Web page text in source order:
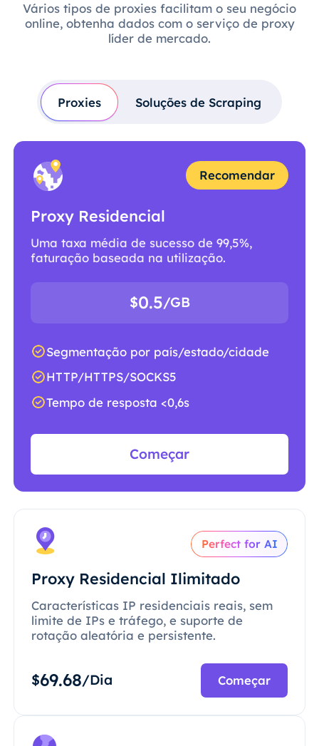
Vários tipos de proxies facilitam o seu negócio
online, obtenha dados com o serviço de proxy
líder de mercado.
Proxies Soluções de Scraping
Recomendar
Proxy Residencial
Uma taxa média de sucesso de 99,5%,
faturação baseada na utilização.
$0.5/GB
Segmentação por país/estado/cidade
HTTP/HTTPS/SOCKS5
Tempo de resposta <0,6s
Começar
Perfect for AI
Proxy Residencial Ilimitado
Características IP residenciais reais, sem
limite de IPs e tráfego, e suporte de
rotação aleatória e persistente.
$69.68/Dia Começar